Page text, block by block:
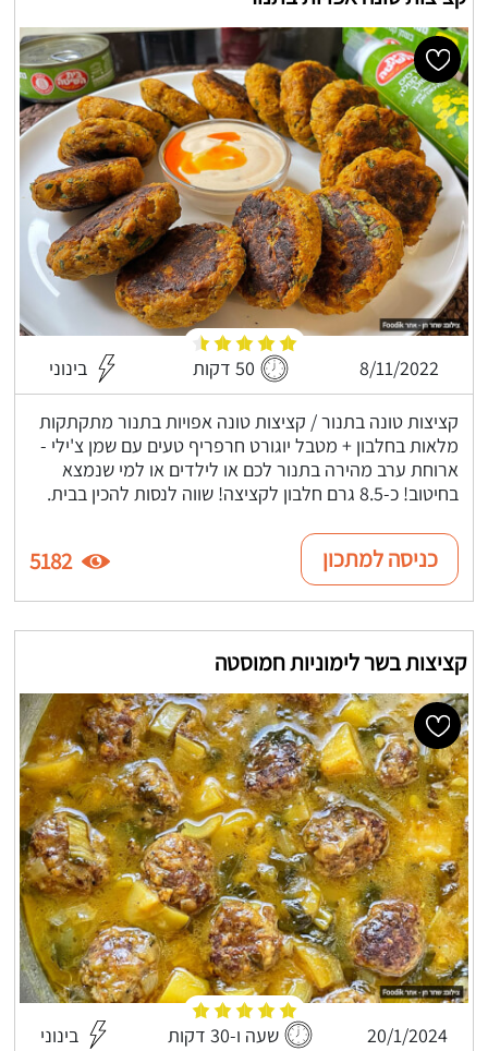
8/11/2022 50 דקות בינוני
קציצות טונה בתנור / קציצות טונה אפויות בתנור מתקתקות
מלאות בחלבון + מטבל יוגורט חרפריף טעים עם שמן צ'ילי -
ארוחת ערב מהירה בתנור לכם או לילדים או למי שנמצא
בחיטוב! כ-8.5 גרם חלבון לקציצה! שווה לנסות להכין בבית.
כניסה למתכון 5182
קציצות בשר לימוניות חמוסטה
20/1/2024 שעה ו-30 דקות בינוני